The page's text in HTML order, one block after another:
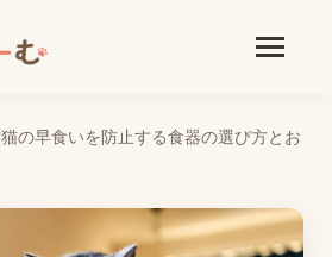
猫の早食いを防止する食器の選び方とお